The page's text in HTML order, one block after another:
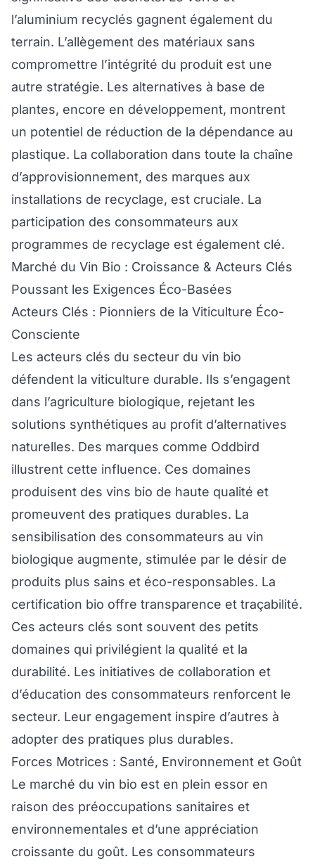
l’aluminium recyclés gagnent également du
terrain. L’allègement des matériaux sans
compromettre l’intégrité du produit est une
autre stratégie. Les alternatives à base de
plantes, encore en développement, montrent
un potentiel de réduction de la dépendance au
plastique. La collaboration dans toute la chaîne
d’approvisionnement, des marques aux
installations de recyclage, est cruciale. La
participation des consommateurs aux
programmes de recyclage est également clé.
Marché du Vin Bio : Croissance & Acteurs Clés
Poussant les Exigences Éco-Basées
Acteurs Clés : Pionniers de la Viticulture Éco-
Consciente
Les acteurs clés du secteur du vin bio
défendent la viticulture durable. Ils s’engagent
dans l’agriculture biologique, rejetant les
solutions synthétiques au profit d’alternatives
naturelles. Des marques comme Oddbird
illustrent cette influence. Ces domaines
produisent des vins bio de haute qualité et
promeuvent des pratiques durables. La
sensibilisation des consommateurs au vin
biologique augmente, stimulée par le désir de
produits plus sains et éco-responsables. La
certification bio offre transparence et traçabilité.
Ces acteurs clés sont souvent des petits
domaines qui privilégient la qualité et la
durabilité. Les initiatives de collaboration et
d’éducation des consommateurs renforcent le
secteur. Leur engagement inspire d’autres à
adopter des pratiques plus durables.
Forces Motrices : Santé, Environnement et Goût
Le marché du vin bio est en plein essor en
raison des préoccupations sanitaires et
environnementales et d’une appréciation
croissante du goût. Les consommateurs